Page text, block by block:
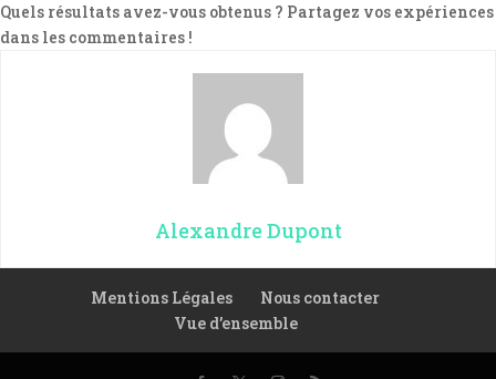
Quels résultats avez-vous obtenus ? Partagez vos expériences
dans les commentaires !
Alexandre Dupont
Mentions Légales
Nous contacter
Vue d’ensemble